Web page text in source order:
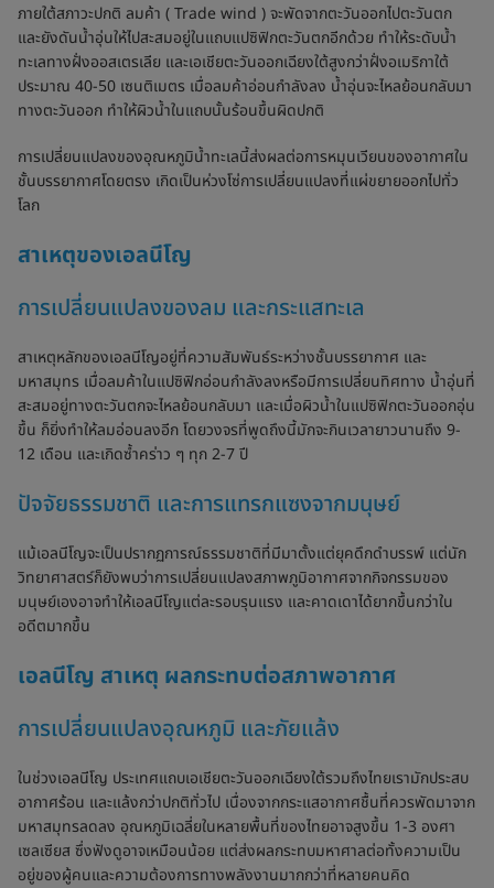
ภายใต้สภาวะปกติ ลมค้า ( Trade wind ) จะพัดจากตะวันออกไปตะวันตก
และยังดันน้ำอุ่นให้ไปสะสมอยู่ในแถบแปซิฟิกตะวันตกอีกด้วย ทำให้ระดับน้ำ
ทะเลทางฝั่งออสเตรเลีย และเอเชียตะวันออกเฉียงใต้สูงกว่าฝั่งอเมริกาใต้
ประมาณ 40-50 เซนติเมตร เมื่อลมค้าอ่อนกำลังลง น้ำอุ่นจะไหลย้อนกลับมา
ทางตะวันออก ทำให้ผิวน้ำในแถบนั้นร้อนขึ้นผิดปกติ
การเปลี่ยนแปลงของอุณหภูมิน้ำทะเลนี้ส่งผลต่อการหมุนเวียนของอากาศใน
ชั้นบรรยากาศโดยตรง เกิดเป็นห่วงโซ่การเปลี่ยนแปลงที่แผ่ขยายออกไปทั่ว
โลก
สาเหตุของเอลนีโญ
การเปลี่ยนแปลงของลม และกระแสทะเล
สาเหตุหลักของเอลนีโญอยู่ที่ความสัมพันธ์ระหว่างชั้นบรรยากาศ และ
มหาสมุทร เมื่อลมค้าในแปซิฟิกอ่อนกำลังลงหรือมีการเปลี่ยนทิศทาง น้ำอุ่นที่
สะสมอยู่ทางตะวันตกจะไหลย้อนกลับมา และเมื่อผิวน้ำในแปซิฟิกตะวันออกอุ่น
ขึ้น ก็ยิ่งทำให้ลมอ่อนลงอีก โดยวงจรที่พูดถึงนี้มักจะกินเวลายาวนานถึง 9-
12 เดือน และเกิดซ้ำคร่าว ๆ ทุก 2-7 ปี
ปัจจัยธรรมชาติ และการแทรกแซงจากมนุษย์
แม้เอลนีโญจะเป็นปรากฏการณ์ธรรมชาติที่มีมาตั้งแต่ยุคดึกดำบรรพ์ แต่นัก
วิทยาศาสตร์ก็ยังพบว่าการเปลี่ยนแปลงสภาพภูมิอากาศจากกิจกรรมของ
มนุษย์เองอาจทำให้เอลนีโญแต่ละรอบรุนแรง และคาดเดาได้ยากขึ้นกว่าใน
อดีตมากขึ้น
เอลนีโญ สาเหตุ ผลกระทบต่อสภาพอากาศ
การเปลี่ยนแปลงอุณหภูมิ และภัยแล้ง
ในช่วงเอลนีโญ ประเทศแถบเอเชียตะวันออกเฉียงใต้รวมถึงไทยเรามักประสบ
อากาศร้อน และแล้งกว่าปกติทั่วไป เนื่องจากกระแสอากาศชื้นที่ควรพัดมาจาก
มหาสมุทรลดลง อุณหภูมิเฉลี่ยในหลายพื้นที่ของไทยอาจสูงขึ้น 1-3 องศา
เซลเซียส ซึ่งฟังดูอาจเหมือนน้อย แต่ส่งผลกระทบมหาศาลต่อทั้งความเป็น
อยู่ของผู้คนและความต้องการทางพลังงานมากกว่าที่หลายคนคิด